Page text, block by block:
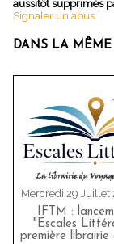
aussitôt supprimés
Signaler un abus
DANS LA
Mercredi 29 Juillet
IFTM :
"Escales
première librairie